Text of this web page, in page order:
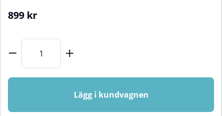
899 kr
Lägg i kundvagnen